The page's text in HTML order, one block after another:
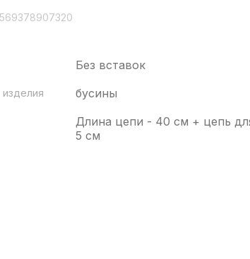
Без вставок
бусины
Длина цепи - 40 см + цепь
5 см